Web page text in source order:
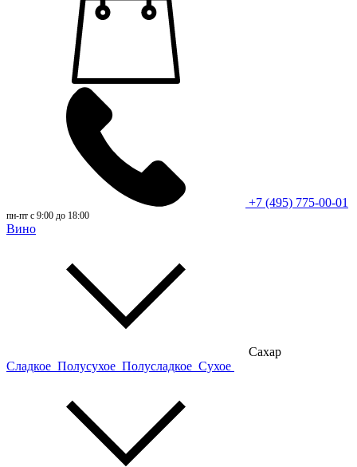
+7 (495) 775-00-01
пн-пт с 9:00 до 18:00
Вино
Сахар
Сладкое Полусухое Полусладкое Сухое